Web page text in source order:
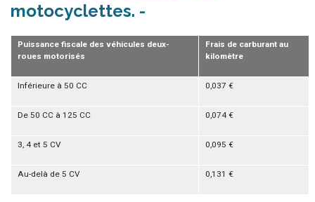
motocyclettes
Puissance fiscale des véhicules deux-
roues motorisés
Frais de carburant au
kilomètre
Inférieure à 50 CC 0,037 €
De 50 CC à 125 CC 0,074 €
3, 4 et 5 CV 0,095 €
Au-delà de 5 CV 0,131 €